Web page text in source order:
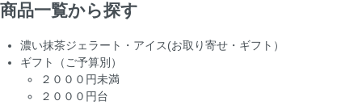
商品一覧から探す
濃い抹茶ジェラート・アイス(お取り寄せ・ギフト）
ギフト（ご予算別）
２０００円未満
２０００円台